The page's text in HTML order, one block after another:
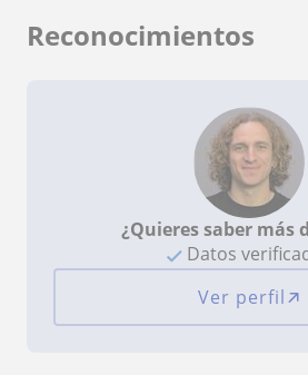
Reconocimientos
¿Quieres saber más
Datos
Ver perfil